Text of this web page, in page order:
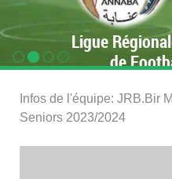
Ligue
de
Infos de l'équipe: JRB.Bir
Seniors 2023/2024